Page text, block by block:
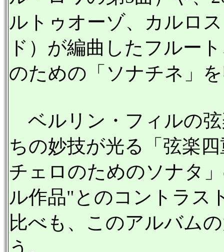
ルトゥオーゾ、カルロ
ド）が編曲したフルー
のための「ソナチネ」
ベルリン・フィルの
ちの妙技が光る「弦楽
チェロのためのソナタ
ル作品"とのコントラス
比べも、このアルバム